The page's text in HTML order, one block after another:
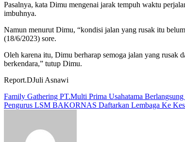
Pasalnya, kata Dimu mengenai jarak tempuh waktu
imbuhnya.
Namun menurut Dimu, “kondisi jalan yang rusak itu
(18/6/2023) sore.
Oleh karena itu, Dimu berharap semoga jalan yang rusak
berkendara,” tutup Dimu.
Report.DJuli Asnawi
Navigasi
pos
Family Gathering PT.Multi Prima Usahatama
Pengurus LSM BAKORNAS Daftarkan Lembaga Ke